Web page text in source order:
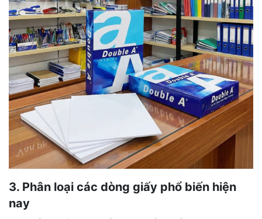
3. Phân loại các dòng giấy phổ biến hiện
nay